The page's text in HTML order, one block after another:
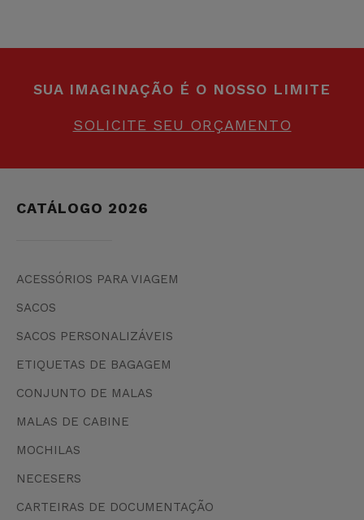
sulema@sulema.es assim como o direito a apresentar uma
na nossa página web: sulemagroup.com assim como consultar a
nossapolitica de privacidade.
SUA IMAGINAÇÃO É O NOSSO LIMITE
SOLICITE SEU ORÇAMENTO
CATÁLOGO 2026
ACESSÓRIOS PARA VIAGEM
SACOS
SACOS PERSONALIZÁVEIS
ETIQUETAS DE BAGAGEM
CONJUNTO DE MALAS
MALAS DE CABINE
MOCHILAS
NECESERS
CARTEIRAS DE DOCUMENTAÇÃO